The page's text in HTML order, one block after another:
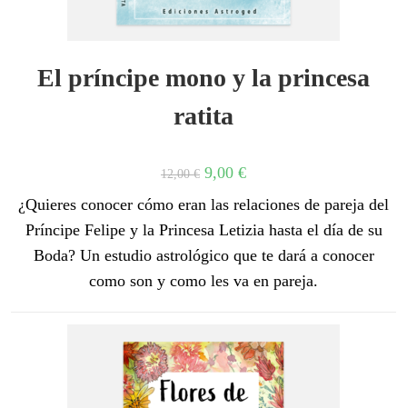
El príncipe mono y la princesa
ratita
12,00€ 9,00 €
¿Quieres conocer cómo eran las relaciones de pareja del
Príncipe Felipe y la Princesa Letizia hasta el día de su
Boda? Un estudio astrológico que te dará a conocer
como son y como les va en pareja.